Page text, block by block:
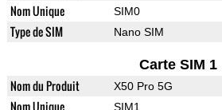
Nom Unique SIM0
Type de SIM Nano SIM
Carte SIM 1
Nom du Produit X50 Pro 5G
Nom Unique SIM1